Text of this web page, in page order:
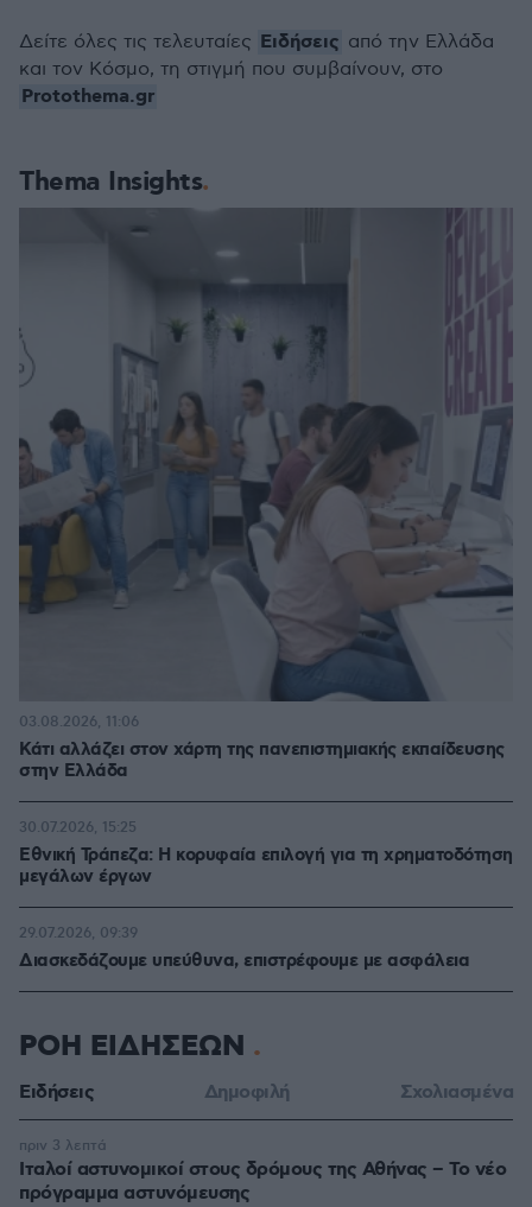
Thema Insights
Κάτι αλλάζει στον χάρτη της πανεπιστημιακής εκπαίδευσης
στην Ελλάδα
03.08.2026, 11:06
Εθνική Τράπεζα: Η κορυφαία επιλογή για τη χρηματοδότηση
μεγάλων έργων
30.07.2026, 15:25
Διασκεδάζουμε υπεύθυνα, επιστρέφουμε με ασφάλεια
29.07.2026, 09:39
Δείτε όλες τις τελευταίες Ειδήσεις από την Ελλάδα
και τον Κόσμο, τη στιγμή που συμβαίνουν, στο
Protothema.gr
ΡΟΗ ΕΙΔΗΣΕΩΝ
Ειδήσεις Δημοφιλή Σχολιασμένα
Ιταλοί αστυνομικοί στους δρόμους της Αθήνας – Το νέο
πρόγραμμα αστυνόμευσης
πριν 3 λεπτά